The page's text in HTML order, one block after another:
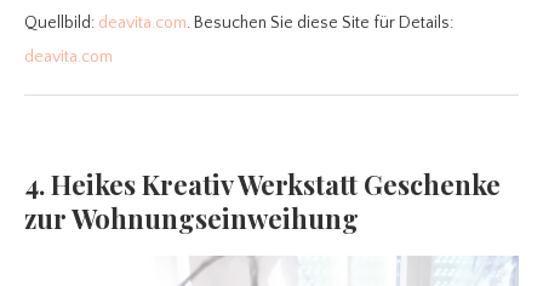
Quellbild: deavita.com. Besuchen Sie diese Site für Details:
deavita.com
4. Heikes Kreativ Werkstatt Geschenke
zur Wohnungseinweihung